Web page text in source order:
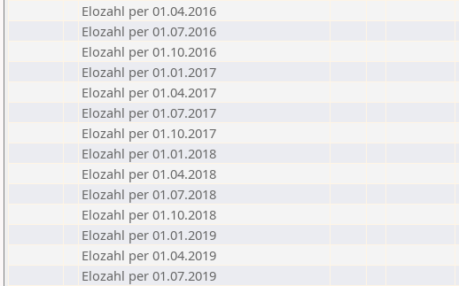
Elozahl per 01.04.2016
Elozahl per 01.07.2016
Elozahl per 01.10.2016
Elozahl per 01.01.2017
Elozahl per 01.04.2017
Elozahl per 01.07.2017
Elozahl per 01.10.2017
Elozahl per 01.01.2018
Elozahl per 01.04.2018
Elozahl per 01.07.2018
Elozahl per 01.10.2018
Elozahl per 01.01.2019
Elozahl per 01.04.2019
Elozahl per 01.07.2019